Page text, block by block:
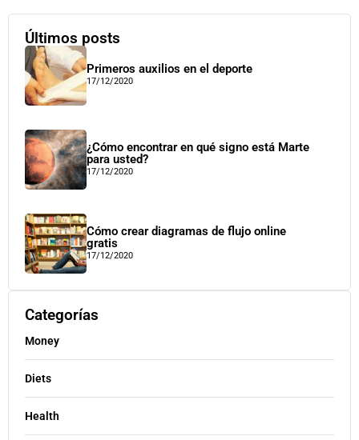
Últimos posts
Primeros auxilios en el deporte
17/12/2020
¿Cómo encontrar en qué signo está Marte
para usted?
17/12/2020
Cómo crear diagramas de flujo online
gratis
17/12/2020
Categorías
Money
Diets
Health